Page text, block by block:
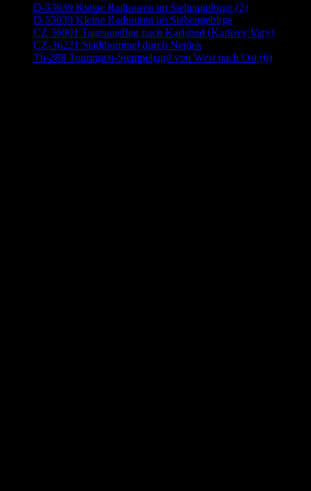
D-53639 Kleine Radtouren im Siebengebirge (2)
D-53639 Kleine Radtouren im Siebengebirge
CZ 36001 Tagesausflug nach Karlsbad (Karlovy Vary)
CZ-36221 Stadtbummel durch Nejdek
Th-288 Touringen-Stempeljagd von West nach Ost (6)